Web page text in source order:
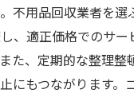
不用品回収業者を選
、適正価格でのサー
た、定期的な整理整
にもつながります。